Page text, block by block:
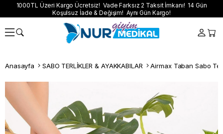
1000TL Üzeri Kargo Ücretsiz! Vade Farksız 2 Taksit İmkanı! 14 Gün
Koşulsuz İade & Değişim! Aynı Gün Kargo!
Anasayfa SABO TERLİKLER & AYAKKABILAR Airmax Taban Sabo